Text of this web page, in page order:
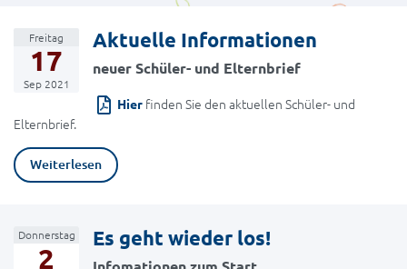
Freitag
17
Sep 2021
Aktuelle Informationen
neuer Schüler- und Elternbrief
Hier finden Sie den aktuellen Schüler- und
Elternbrief.
Weiterlesen
Donnerstag
2
Es geht wieder los!